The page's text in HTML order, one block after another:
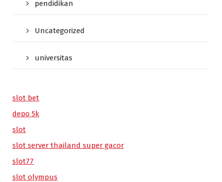
pendidikan
Uncategorized
universitas
slot bet
depo 5k
slot
slot server thailand super gacor
slot77
slot olympus